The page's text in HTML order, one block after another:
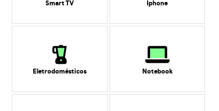
Smart TV Iphone
Eletrodomésticos Notebook